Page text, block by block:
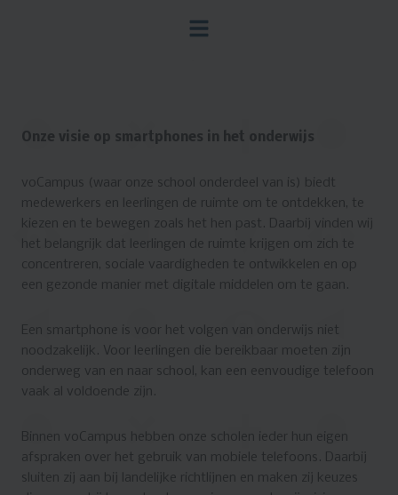
Onze visie op smartphones in het onderwijs
voCampus (waar onze school onderdeel van is) biedt
medewerkers en leerlingen de ruimte om te ontdekken, te
kiezen en te bewegen zoals het hen past. Daarbij vinden wij
het belangrijk dat leerlingen de ruimte krijgen om zich te
concentreren, sociale vaardigheden te ontwikkelen en op
een gezonde manier met digitale middelen om te gaan.
Een smartphone is voor het volgen van onderwijs niet
noodzakelijk. Voor leerlingen die bereikbaar moeten zijn
onderweg van en naar school, kan een eenvoudige telefoon
vaak al voldoende zijn.
Binnen voCampus hebben onze scholen ieder hun eigen
afspraken over het gebruik van mobiele telefoons. Daarbij
sluiten zij aan bij landelijke richtlijnen en maken zij keuzes